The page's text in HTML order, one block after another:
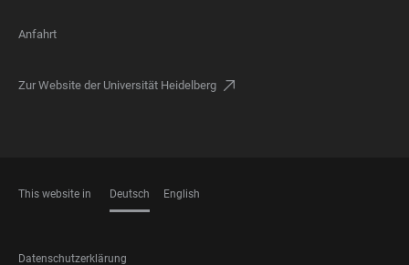
Anfahrt
Zur Website der Universität Heidelberg
This website in Deutsch English
FOOTER
Datenschutzerklärung